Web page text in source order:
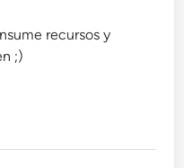
recursos y
;)